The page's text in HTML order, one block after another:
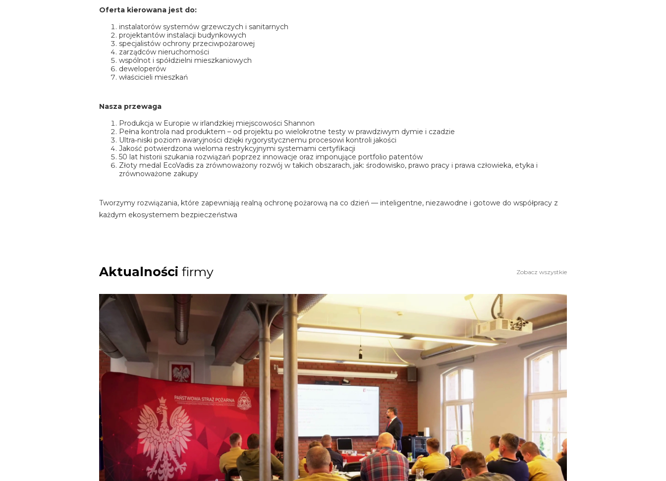
Oferta kierowana jest do:
instalatorów systemów grzewczych i sanitarnych
projektantów instalacji budynkowych
specjalistów ochrony przeciwpożarowej
zarządców nieruchomości
wspólnot i spółdzielni mieszkaniowych
deweloperów
właścicieli mieszkań
Nasza przewaga
Produkcja w Europie w irlandzkiej miejscowości Shannon
Pełna kontrola nad produktem – od projektu po wielokrotne testy w prawdziwym dymie i czadzie
Ultra‑niski poziom awaryjności dzięki rygorystycznemu procesowi kontroli jakości
Jakość potwierdzona wieloma restrykcyjnymi systemami certyfikacji
50 lat historii szukania rozwiązań poprzez innowacje oraz imponujące portfolio patentów
Złoty medal EcoVadis za zrównoważony rozwój w takich obszarach, jak: środowisko, prawo pracy i prawa człowieka, etyka i
zrównoważone zakupy
Tworzymy rozwiązania, które zapewniają realną ochronę pożarową na co dzień — inteligentne, niezawodne i gotowe do współpracy z
każdym ekosystemem bezpieczeństwa
Aktualności firmy Zobacz wszystkie